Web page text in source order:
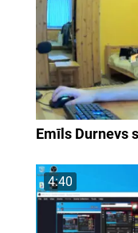
Emīls Durnevs
4:40